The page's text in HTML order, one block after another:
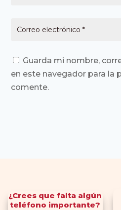
Guarda mi nombre,
en este navegador para la
comente.
¿Crees que falta algún
teléfono importante?